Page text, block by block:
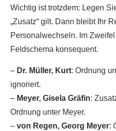
Wichtig ist trotzdem: Legen
„Zusatz“ gilt. Dann bleibt Ihr
Personalwechseln. Im
Feldschema konsequent.
– Dr. Müller, Kurt: Ordnung
ignoriert.
– Meyer, Gisela Gräfin:
Ordnung unter Meyer.
– von Regen, Georg Meyer: